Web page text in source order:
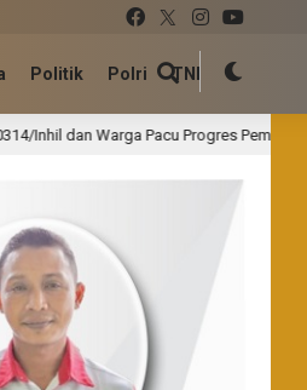
Politik Polri TNI
Progres Pembangunan Jembatan